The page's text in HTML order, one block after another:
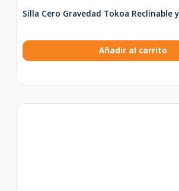
Silla Cero Gravedad Tokoa Reclinable
Añadir al carrito